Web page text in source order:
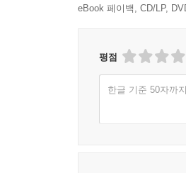
eBook 페이백, CD/LP,
평점
한글 기준 50자까